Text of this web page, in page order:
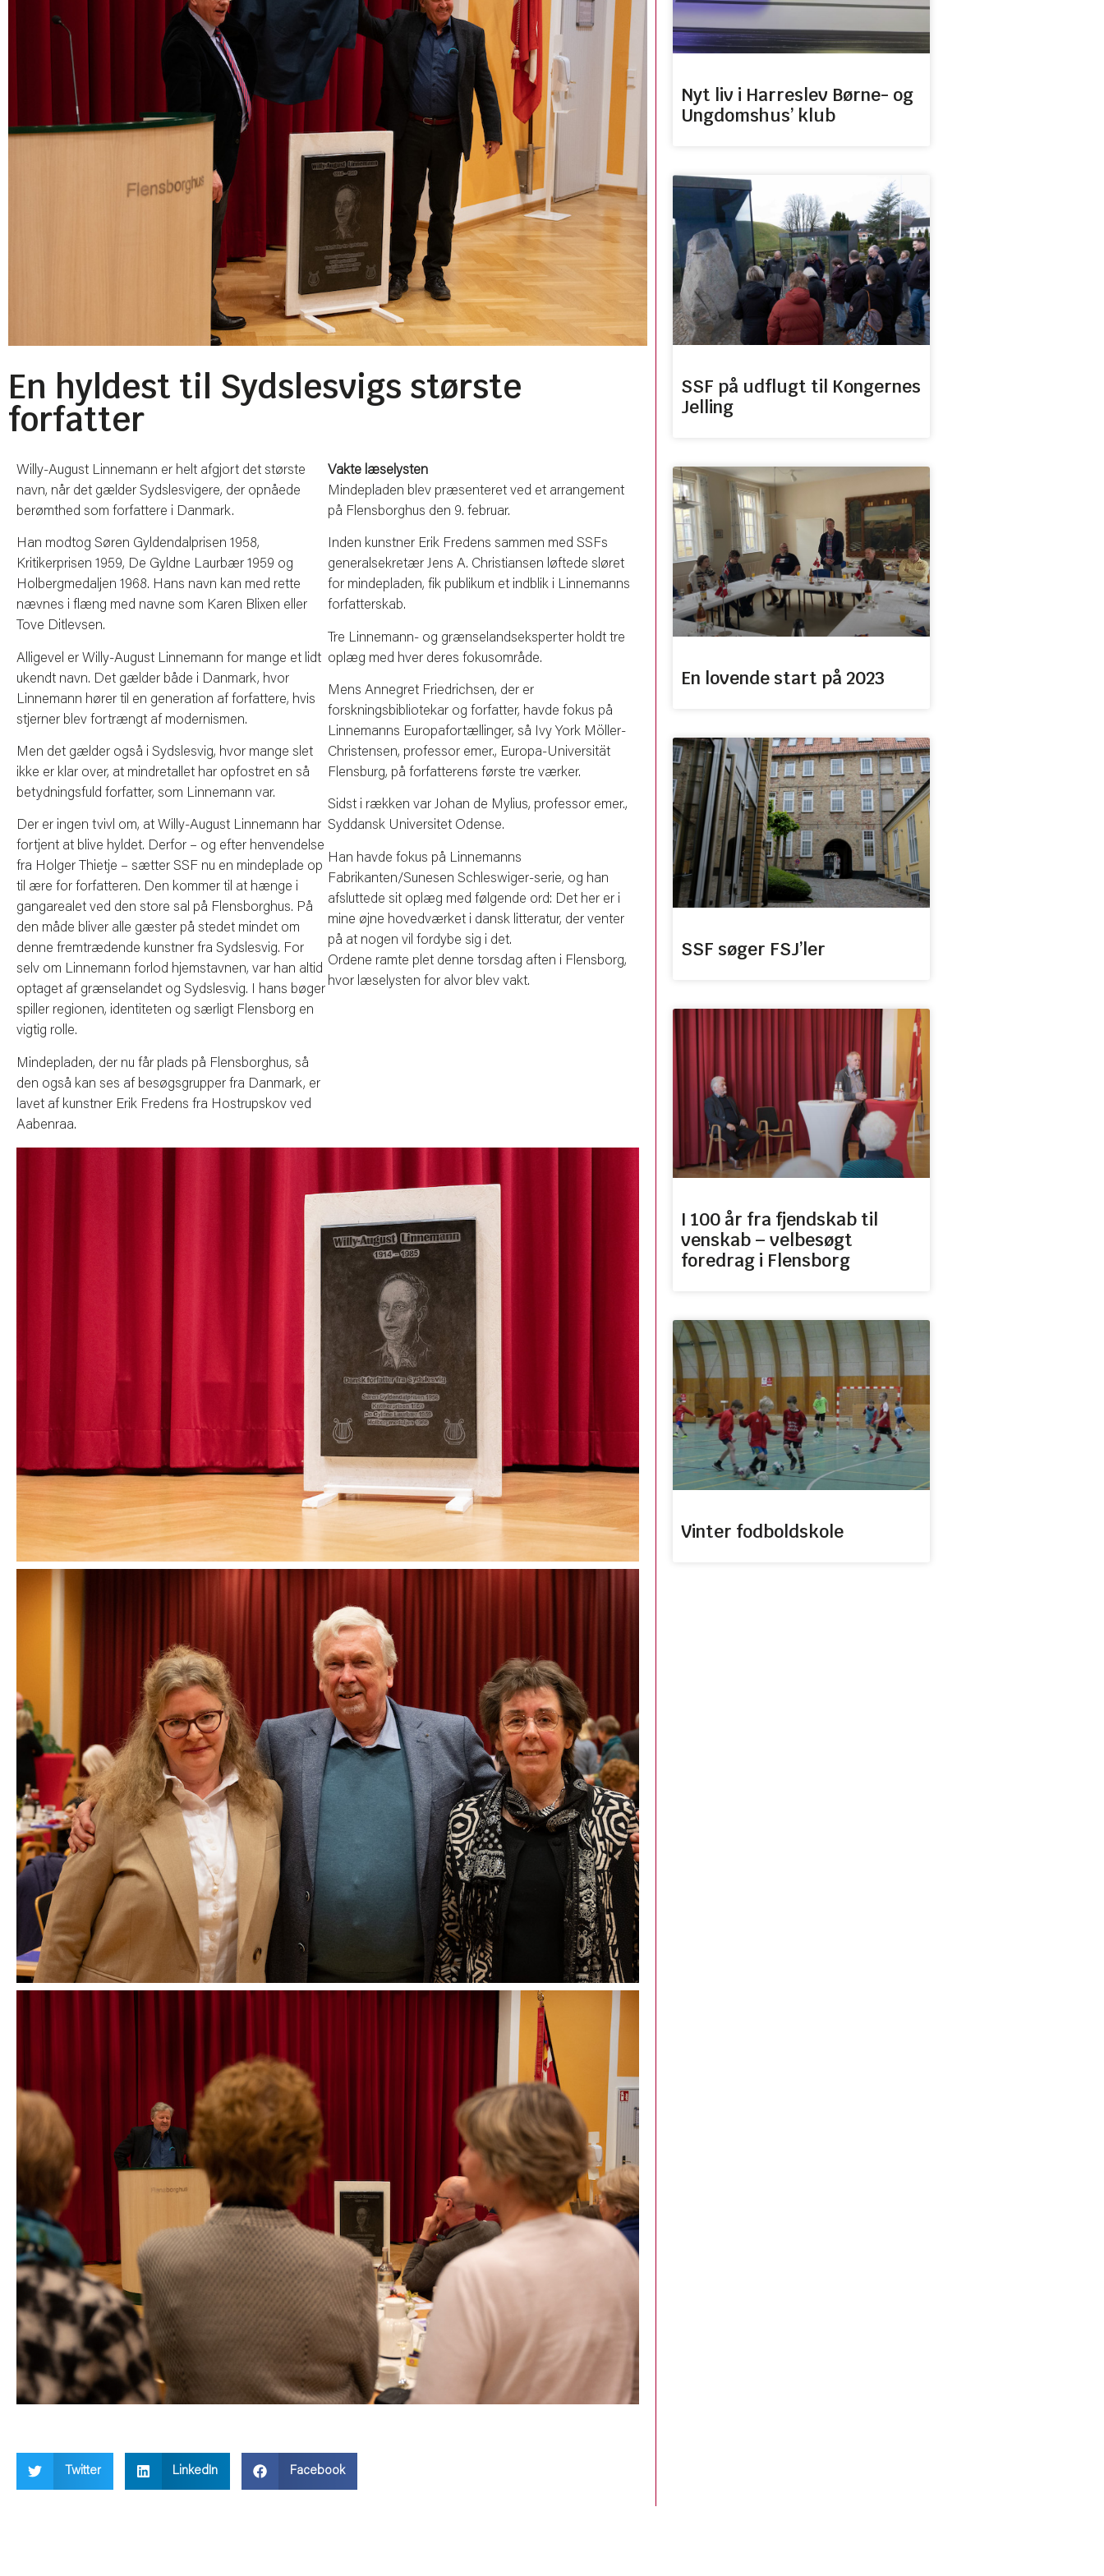
En hyldest til Sydslesvigs største
forfatter
Willy-August Linnemann er helt afgjort det største
navn, når det gælder Sydslesvigere, der opnåede
berømthed som forfattere i Danmark.
Han modtog Søren Gyldendalprisen 1958,
Kritikerprisen 1959, De Gyldne Laurbær 1959 og
Holbergmedaljen 1968. Hans navn kan med rette
nævnes i flæng med navne som Karen Blixen eller
Tove Ditlevsen.
Alligevel er Willy-August Linnemann for mange et lidt
ukendt navn. Det gælder både i Danmark, hvor
Linnemann hører til en generation af forfattere, hvis
stjerner blev fortrængt af modernismen.
Men det gælder også i Sydslesvig, hvor mange slet
ikke er klar over, at mindretallet har opfostret en så
betydningsfuld forfatter, som Linnemann var.
Der er ingen tvivl om, at Willy-August Linnemann har
fortjent at blive hyldet. Derfor – og efter henvendelse
fra Holger Thietje – sætter SSF nu en mindeplade op
til ære for forfatteren. Den kommer til at hænge i
gangarealet ved den store sal på Flensborghus. På
den måde bliver alle gæster på stedet mindet om
denne fremtrædende kunstner fra Sydslesvig. For
selv om Linnemann forlod hjemstavnen, var han altid
optaget af grænselandet og Sydslesvig. I hans bøger
spiller regionen, identiteten og særligt Flensborg en
vigtig rolle.
Mindepladen, der nu får plads på Flensborghus, så
den også kan ses af besøgsgrupper fra Danmark, er
lavet af kunstner Erik Fredens fra Hostrupskov ved
Aabenraa.
Vakte læselysten
Mindepladen blev præsenteret ved et arrangement
på Flensborghus den 9. februar.
Inden kunstner Erik Fredens sammen med SSFs
generalsekretær Jens A. Christiansen løftede sløret
for mindepladen, fik publikum et indblik i Linnemanns
forfatterskab.
Tre Linnemann- og grænselandseksperter holdt tre
oplæg med hver deres fokusområde.
Mens Annegret Friedrichsen, der er
forskningsbibliotekar og forfatter, havde fokus på
Linnemanns Europafortællinger, så Ivy York Möller-
Christensen, professor emer., Europa-Universität
Flensburg, på forfatterens første tre værker.
Sidst i rækken var Johan de Mylius, professor emer.,
Syddansk Universitet Odense.
Han havde fokus på Linnemanns
Fabrikanten/Sunesen Schleswiger-serie, og han
afsluttede sit oplæg med følgende ord: Det her er i
mine øjne hovedværket i dansk litteratur, der venter
på at nogen vil fordybe sig i det.
Ordene ramte plet denne torsdag aften i Flensborg,
hvor læselysten for alvor blev vakt.
Twitter LinkedIn Facebook
Nyt liv i Harreslev Børne- og
Ungdomshus’ klub
SSF på udflugt til Kongernes
Jelling
En lovende start på 2023
SSF søger FSJ’ler
I 100 år fra fjendskab til
venskab – velbesøgt
foredrag i Flensborg
Vinter fodboldskole